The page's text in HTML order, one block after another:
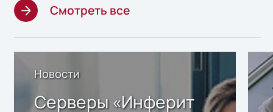
Смотреть все
Новости
Серверы «Инферит